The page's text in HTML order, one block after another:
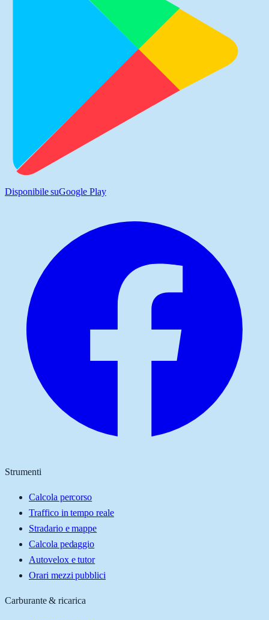
Disponibile suGoogle Play
Strumenti
Calcola percorso
Traffico in tempo reale
Stradario e mappe
Calcola pedaggio
Autovelox e tutor
Orari mezzi pubblici
Carburante & ricarica